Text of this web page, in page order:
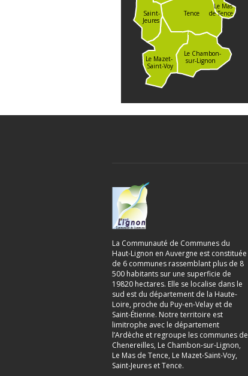
Le Chambon-
sur-Lignon
Le Mazet-
Saint-Voy
Tence
Saint-
Jeures
Le Mas
de Tence
La Communauté de Communes du
Haut-Lignon en Auvergne est constituée
de 6 communes rassemblant plus de 8
500 habitants sur une superficie de
19820 hectares. Elle se localise dans le
sud est du département de la Haute-
Loire, proche du Puy-en-Velay et de
Saint-Étienne. Notre territoire est
limitrophe avec le département
l’Ardèche et regroupe les communes de
Chenereilles, Le Chambon-sur-Lignon,
Le Mas de Tence, Le Mazet-Saint-Voy,
Saint-Jeures et Tence.